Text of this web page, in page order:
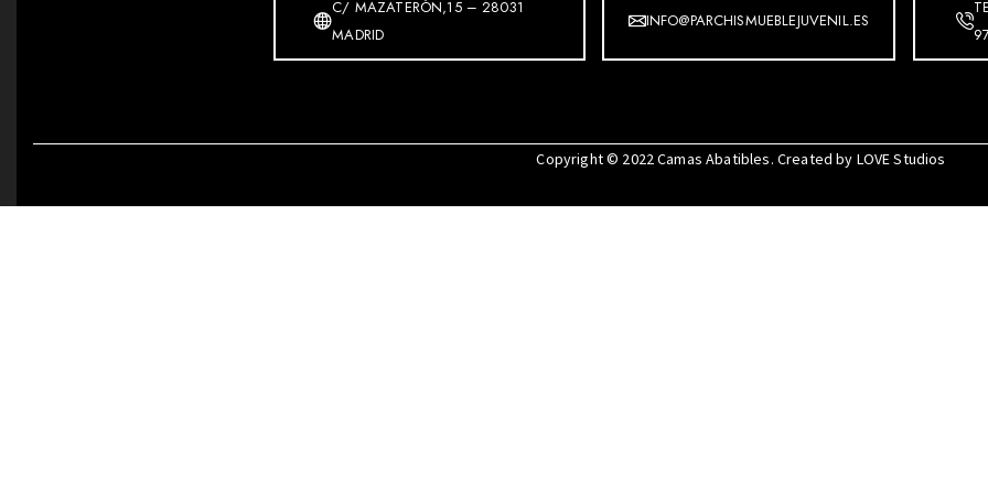
C/ MAZATERÓN,15 – 28031
MADRID
INFO@PARCHISMUEBLEJUVENIL.ES
Copyright © 2022Camas Abatibles. Created by LOVE Studios